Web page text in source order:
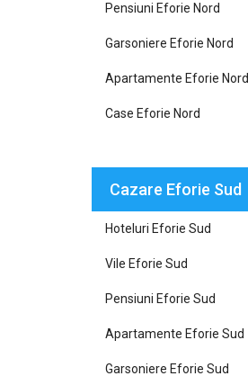
Pensiuni Eforie Nord
Garsoniere Eforie Nord
Apartamente Eforie Nord
Case Eforie Nord
Cazare Eforie Sud
Hoteluri Eforie Sud
Vile Eforie Sud
Pensiuni Eforie Sud
Apartamente Eforie Sud
Garsoniere Eforie Sud